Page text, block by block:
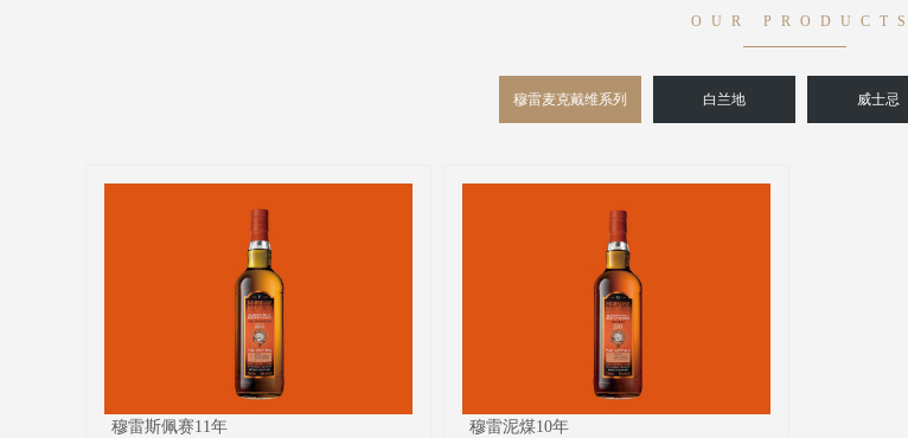
OUR PRODUCTS
穆雷麦克戴维系列 白兰地 威士忌
穆雷斯佩赛11年 穆雷泥煤10年